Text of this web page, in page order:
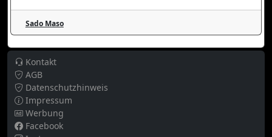
Sado Maso
Kontakt
AGB
Datenschutzhinweis
Impressum
Werbung
Facebook